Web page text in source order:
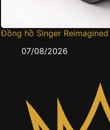
Đồng hồ Singer
07/08/2026